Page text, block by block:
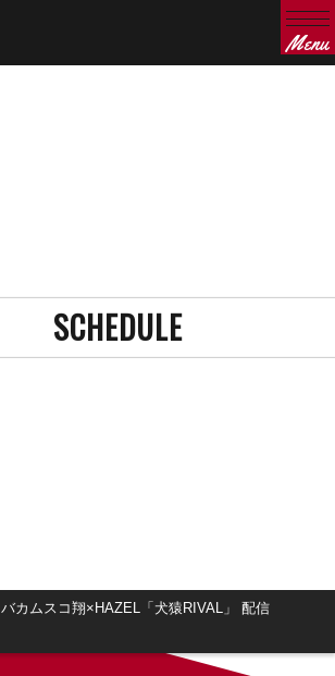
Menu
SCHEDULE
バカムスコ翔×HAZEL「犬猿RIVAL」 配信